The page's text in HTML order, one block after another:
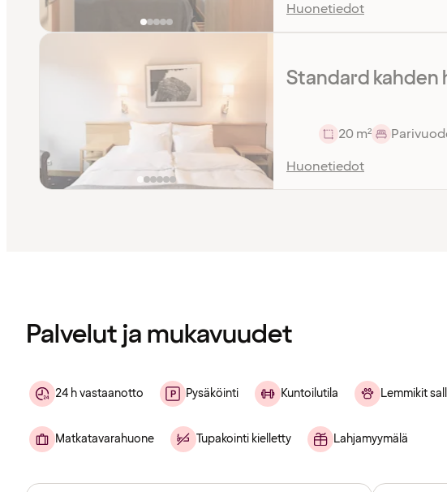
Huonetiedot
Standard kahden
20 m²
Huonetiedot
Palvelut ja mukavuudet
24 h vastaanotto Pysäköinti Kuntoilutila Lemmikit
Matkatavarahuone Tupakointi kielletty Lahjamyymälä